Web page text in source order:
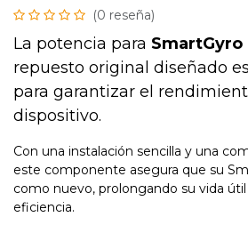
(0 reseña)
La potencia para SmartGyro
repuesto original diseñado
para garantizar el
dispositivo.
Con una instalación sencilla y una
este componente asegura que su
como nuevo, prolongando su vida
eficiencia.